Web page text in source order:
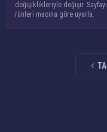
değişiklikleriyle değişir.
rünleri maçına göre uyarla.